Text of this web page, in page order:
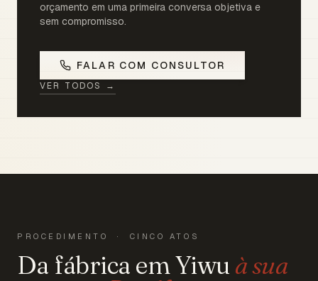
orçamento em uma primeira conversa objetiva e
sem compromisso.
FALAR COM CONSULTOR
VER TODOS →
PROCEDIMENTO · CINCO ATOS
Da fábrica em Yiwu à sua